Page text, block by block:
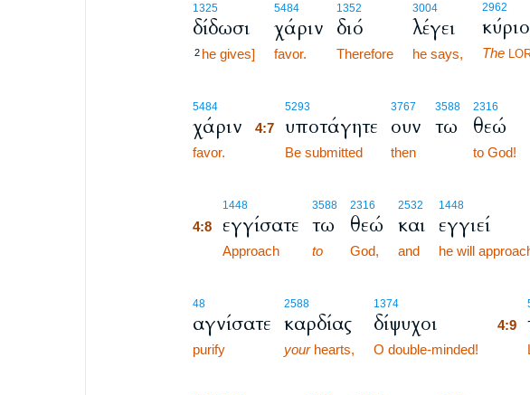
1325
δίδωσι
2 he gives]
5484
χάριν
favor.
1352
διό
Therefore
3004
λέγει
he says,
2962
The
5484
χάριν
favor.
5293
4:7 υποτάγητε
Be submitted
3767
ουν
then
3588
τω
2316
θεώ
to God!
1448
4:8 εγγίσατε
Approach
3588
τω
to
2316
θεώ
God,
2532
και
and
1448
εγγιεί
he will
48
αγνίσατε
purify
2588
καρδίας
yourhearts,
1374
δίψυχοι
O double-minded!
4:9